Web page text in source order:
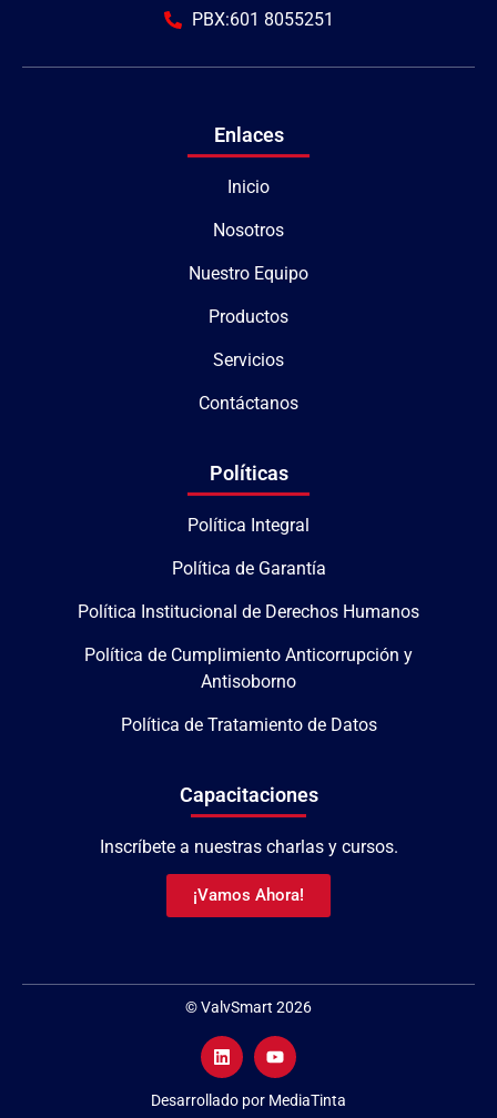
PBX:601 8055251
Enlaces
Inicio
Nosotros
Nuestro Equipo
Productos
Servicios
Contáctanos
Políticas
Política Integral
Política de Garantía
Política Institucional de Derechos Humanos
Política de Cumplimiento Anticorrupción y
Antisoborno
Política de Tratamiento de Datos
Capacitaciones
Inscríbete a nuestras charlas y cursos.
¡Vamos Ahora!
© ValvSmart 2026
Desarrollado por MediaTinta